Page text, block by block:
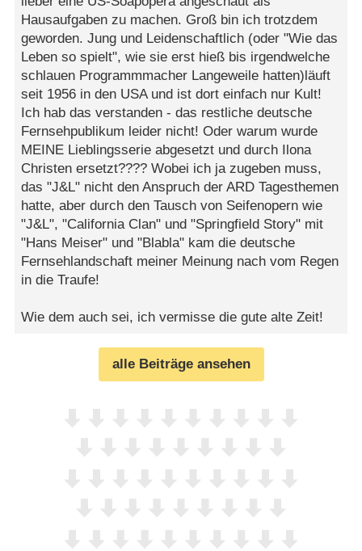
Hausaufgaben zu machen. Groß bin ich trotzdem
geworden. Jung und Leidenschaftlich (oder "Wie das
Leben so spielt", wie sie erst hieß bis irgendwelche
schlauen Programmmacher Langeweile hatten)läuft
seit 1956 in den USA und ist dort einfach nur Kult!
Ich hab das verstanden - das restliche deutsche
Fernsehpublikum leider nicht! Oder warum wurde
MEINE Lieblingsserie abgesetzt und durch Ilona
Christen ersetzt???? Wobei ich ja zugeben muss,
das "J&L" nicht den Anspruch der ARD Tagesthemen
hatte, aber durch den Tausch von Seifenopern wie
"J&L", "California Clan" und "Springfield Story" mit
"Hans Meiser" und "Blabla" kam die deutsche
Fernsehlandschaft meiner Meinung nach vom Regen
in die Traufe!
Wie dem auch sei, ich vermisse die gute alte Zeit!
alle Beiträge ansehen